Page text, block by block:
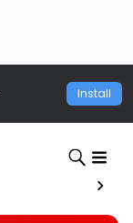
Install